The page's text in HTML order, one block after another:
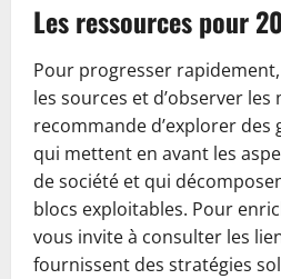
Les ressources pour
Pour progresser
les sources et d’observer les
recommande d’explorer des
qui mettent en avant les
de société et qui
blocs exploitables. Pour
vous invite à consulter les
fournissent des stratégies